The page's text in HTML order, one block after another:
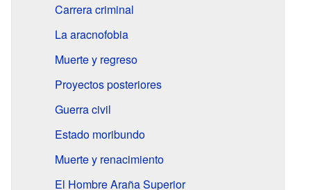
Carrera criminal
La aracnofobia
Muerte y regreso
Proyectos posteriores
Guerra civil
Estado moribundo
Muerte y renacimiento
El Hombre Araña Superior